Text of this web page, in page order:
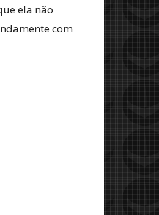
ela não
com